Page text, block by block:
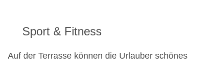
Sport & Fitness
Auf der Terrasse können die Urlauber schönes